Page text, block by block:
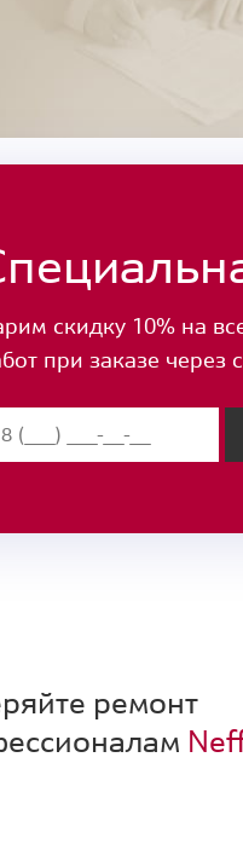
скидку 10% на
при заказе через
ремонт